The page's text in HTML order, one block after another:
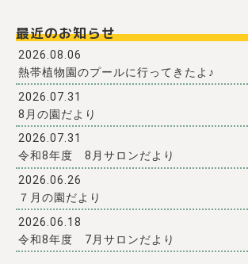
最近のお知らせ
2026.08.06
熱帯植物園のプールに行ってきたよ♪
2026.07.31
8月の園だより
2026.07.31
令和8年度 8月サロンだより
2026.06.26
７月の園だより
2026.06.18
令和8年度 7月サロンだより